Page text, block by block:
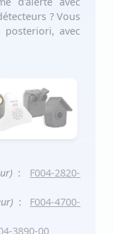
?Vous
posteriori, avec
:
F004-2820-
:
F004-4700-
3890-00